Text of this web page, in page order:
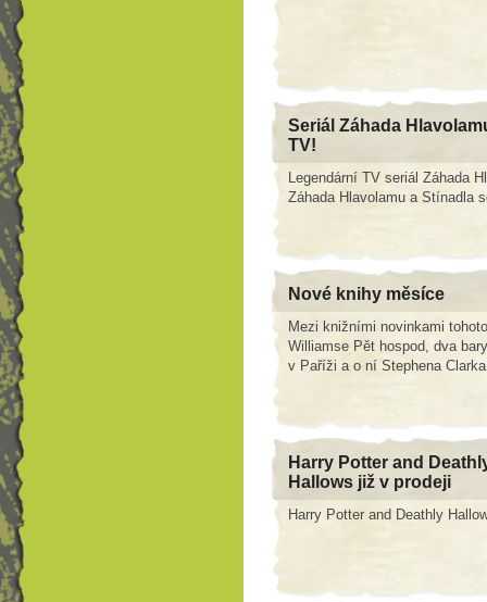
Seriál Záhada
TV!
Legendární TV seriál Záhada
Záhada Hlavolamu a Stínadla
Nové knihy měsíce
Mezi knižními novinkami
Williamse Pět hospod, dva
v Paříži a o ní Stephena
Harry Potter and
Hallows již v prodeji
Harry Potter and Deathly